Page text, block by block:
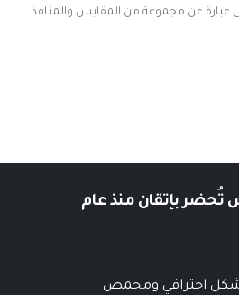
تُحضر بإتقان منذ عام
احترافي ومحمص